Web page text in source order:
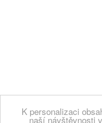
K personalizaci
naší návštěvnosti